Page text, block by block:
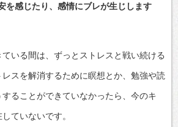
を感じたり、感情にブレが生じします
ている間は、ずっとストレスと戦い続ける
スを解消するために瞑想とか、勉強や読
ることができていなかったら、今のキ
ていないです。